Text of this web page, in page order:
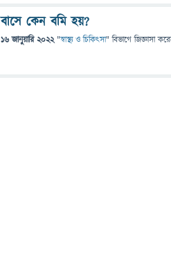
বাসে কেন বমি হয়?
16 জানুয়ারি 2022 "স্বাস্থ্য ও চিকিৎসা" বিভাগে জিজ্ঞাসা